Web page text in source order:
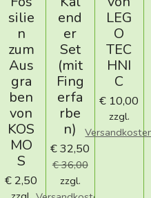
silie
n
zum
Aus
gra
ben
von
KOS
MO
S
€ 2,50
end
er
Set
(mit
Fing
erfa
rbe
n)
€ 32,50
€ 36,00
zzgl.
LEG
O
TEC
HNI
C
€ 10,00
zzgl.